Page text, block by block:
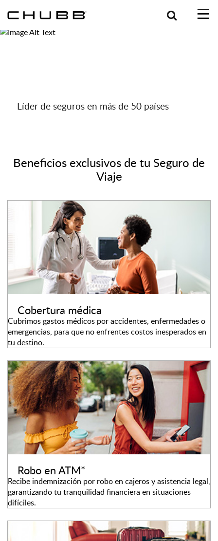
Search
Líder de seguros en más de 50 países
Beneficios exclusivos de tu Seguro de
Viaje
Cobertura médica
Cubrimos gastos médicos por accidentes, enfermedades o
emergencias, para que no enfrentes costos inesperados en
tu destino.
Robo en ATM*
Recibe indemnización por robo en cajeros y asistencia legal,
garantizando tu tranquilidad financiera en situaciones
difíciles.